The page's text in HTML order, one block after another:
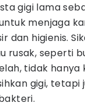
gigi lama
menjaga
dan higienis.
rusak, seperti
tidak hanya
gigi, tetapi